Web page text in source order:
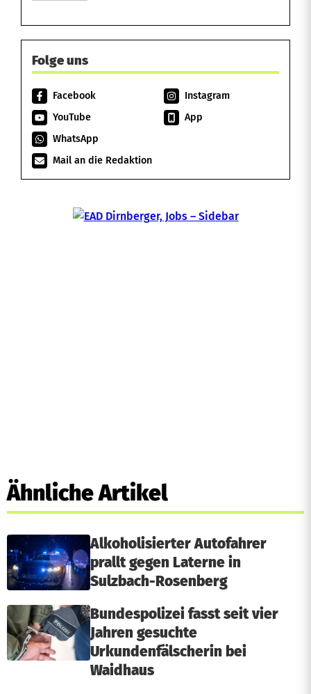
Folge uns
Facebook
Instagram
YouTube
App
WhatsApp
Mail an die Redaktion
Ähnliche Artikel
Alkoholisierter Autofahrer
prallt gegen Laterne in
Sulzbach-Rosenberg
Bundespolizei fasst seit vier
Jahren gesuchte
Urkundenfälscherin bei
Waidhaus